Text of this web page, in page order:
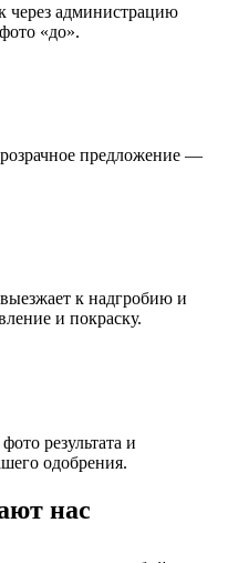
через администрацию
«до».
предложение —
к надгробию и
и покраску.
результата и
одобрения.
нас